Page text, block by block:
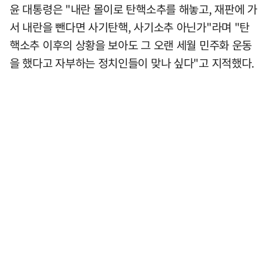
윤 대통령은 "내란 몰이로 탄핵소추를 해놓고, 재판에 가
서 내란을 뺀다면 사기탄핵, 사기소추 아닌가"라며 "탄
핵소추 이후의 상황을 보아도 그 오랜 세월 민주화 운동
을 했다고 자부하는 정치인들이 맞나 싶다"고 지적했다.